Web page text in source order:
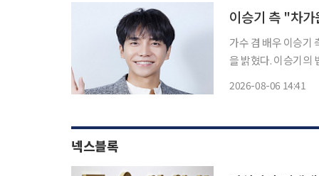
이승기 측 "차
가수 겸 배우 이승기
을 밝혔다. 이승기의 법률대리인인 법률사무소 현명 윤용석ㆍ장재원 변호사는 6일 입장문을
2026-08-06 14:41
넥스블록